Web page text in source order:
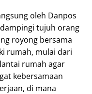
oleh Danpos
tujuh orang
royong bersama
rumah, mulai dari
rumah agar
kebersamaan
di mana